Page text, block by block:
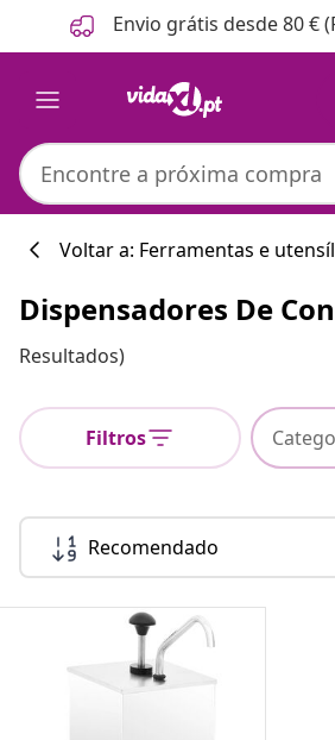
Anterior
Seguinte Envio grátis desde 80 €
Voltar a: Ferramentas e
Dispensadores De
Resultados)
Filtros
Recomendado